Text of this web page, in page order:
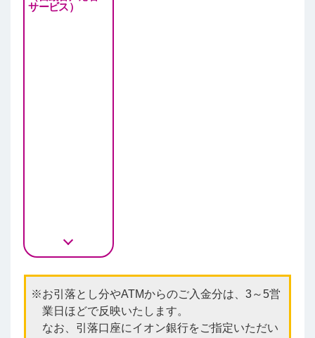
サービス）
お引落とし分やATMからのご入金分は、3～5営
業日ほどで反映いたします。
なお、引落口座にイオン銀行をご指定いただい